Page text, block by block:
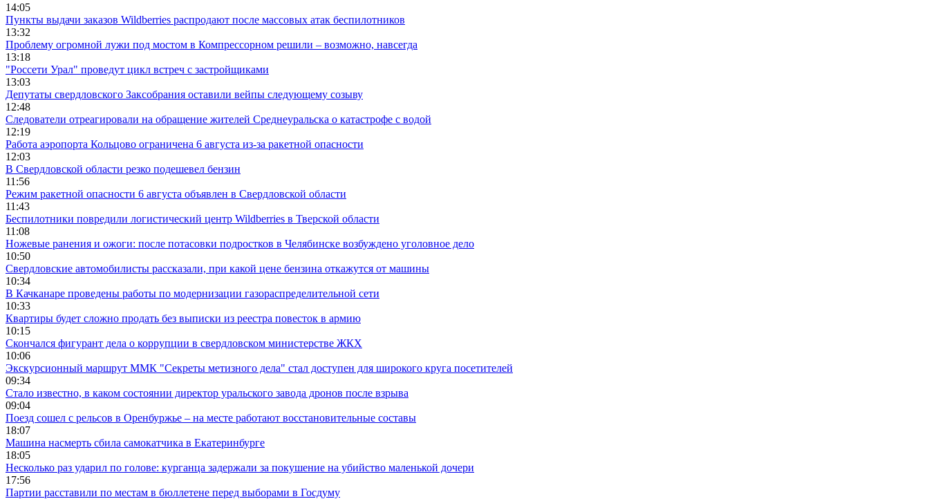
14:05
Пункты выдачи заказов Wildberries распродают после массовых атак беспилотников
13:32
Проблему огромной лужи под мостом в Компрессорном решили – возможно, навсегда
13:18
"Россети Урал" проведут цикл встреч с застройщиками
13:03
Депутаты свердловского Заксобрания оставили вейпы следующему созыву
12:48
Следователи отреагировали на обращение жителей Среднеуральска о катастрофе с водой
12:19
Работа аэропорта Кольцово ограничена 6 августа из-за ракетной опасности
12:03
В Свердловской области резко подешевел бензин
11:56
Режим ракетной опасности 6 августа объявлен в Свердловской области
11:43
Беспилотники повредили логистический центр Wildberries в Тверской области
11:08
Ножевые ранения и ожоги: после потасовки подростков в Челябинске возбуждено уголовное дело
10:50
Свердловские автомобилисты рассказали, при какой цене бензина откажутся от машины
10:34
В Качканаре проведены работы по модернизации газораспределительной сети
10:33
Квартиры будет сложно продать без выписки из реестра повесток в армию
10:15
Скончался фигурант дела о коррупции в свердловском министерстве ЖКХ
10:06
Экскурсионный маршрут ММК "Секреты метизного дела" стал доступен для широкого круга посетителей
09:34
Стало известно, в каком состоянии директор уральского завода дронов после взрыва
09:04
Поезд сошел с рельсов в Оренбуржье – на месте работают восстановительные составы
18:07
Машина насмерть сбила самокатчика в Екатеринбурге
18:05
Несколько раз ударил по голове: курганца задержали за покушение на убийство маленькой дочери
17:56
Партии расставили по местам в бюллетене перед выборами в Госдуму